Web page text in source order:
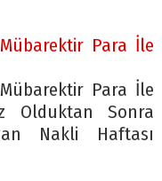
Para İle
Para İle
Olduktan Sonra
Nakli Haftası